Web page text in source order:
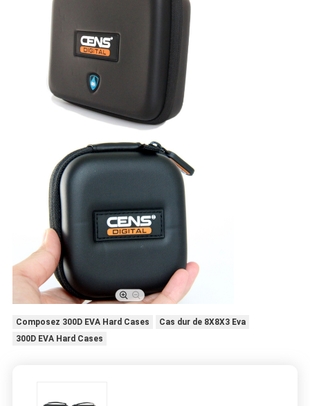
Composez 300D EVA Hard Cases
Cas dur de 8X8X3 Eva
300D EVA Hard Cases